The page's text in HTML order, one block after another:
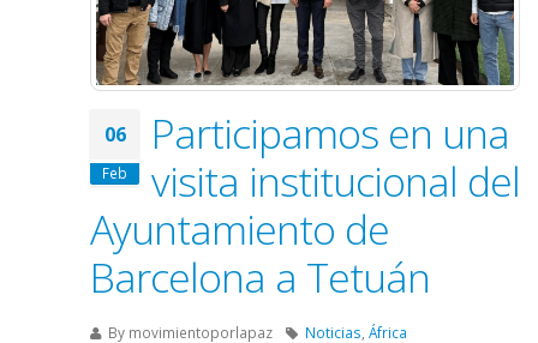
06
Feb
Participamos en una
visita institucional del
Ayuntamiento de
Barcelona a Tetuán
By movimientoporlapaz Noticias África